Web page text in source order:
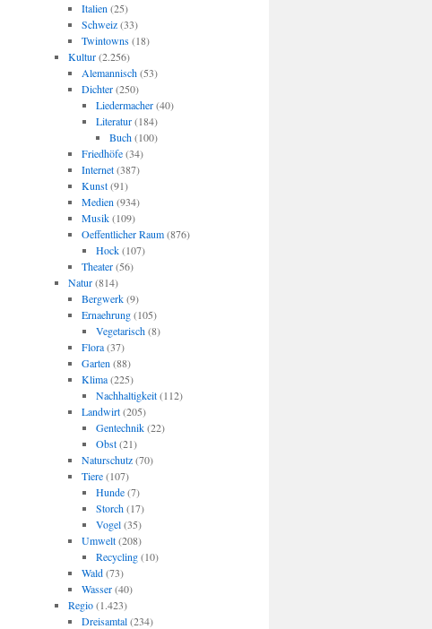
Italien (25)
Schweiz(33)
Twintowns(18)
Kultur(2.256)
Alemannisch(53)
Dichter(250)
Liedermacher(40)
Literatur(184)
Buch(100)
Friedhöfe(34)
Internet(387)
Kunst(91)
Medien (934)
Musik(109)
Oeffentlicher Raum(876)
Hock(107)
Theater(56)
Natur(814)
Bergwerk(9)
Ernaehrung(105)
Vegetarisch(8)
Flora(37)
Garten (88)
Klima(225)
Nachhaltigkeit(112)
Landwirt(205)
Gentechnik(22)
Obst(21)
Naturschutz(70)
Tiere(107)
Hunde(7)
Storch(17)
Vogel(35)
Umwelt(208)
Recycling(10)
Wald(73)
Wasser(40)
Regio(1.423)
Dreisamtal(234)